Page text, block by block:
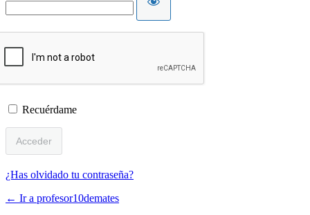
Recuérdame
¿Has olvidado tu contraseña?
← Ir a profesor10demates